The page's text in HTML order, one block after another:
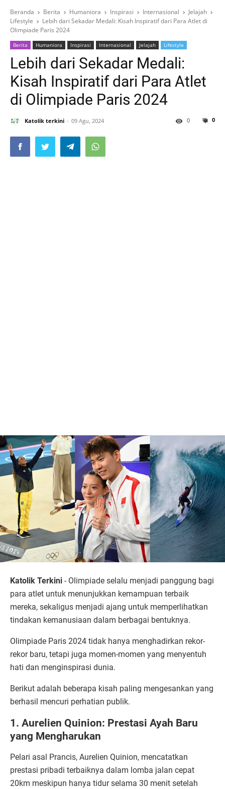
Beranda Berita Humaniora Inspirasi Internasional
Jelajah
Lifestyle
Lebih dari Sekadar Medali: Kisah Inspiratif dari Para Atlet di
Olimpiade Paris 2024
Berita Humaniora Inspirasi Internasional Jelajah Lifestyle
Lebih dari Sekadar Medali:
Kisah Inspiratif dari Para Atlet
di Olimpiade Paris 2024
Katolik terkini 09 Agu, 2024 0
0
Katolik Terkini - Olimpiade selalu menjadi panggung bagi
para atlet untuk menunjukkan kemampuan terbaik
mereka, sekaligus menjadi ajang untuk memperlihatkan
tindakan kemanusiaan dalam berbagai bentuknya.
Olimpiade Paris 2024 tidak hanya menghadirkan rekor-
rekor baru, tetapi juga momen-momen yang menyentuh
hati dan menginspirasi dunia.
Berikut adalah beberapa kisah paling mengesankan yang
berhasil mencuri perhatian publik.
1. Aurelien Quinion: Prestasi Ayah Baru
yang Mengharukan
Pelari asal Prancis, Aurelien Quinion, mencatatkan
prestasi pribadi terbaiknya dalam lomba jalan cepat
20km meskipun hanya tidur selama 30 menit setelah